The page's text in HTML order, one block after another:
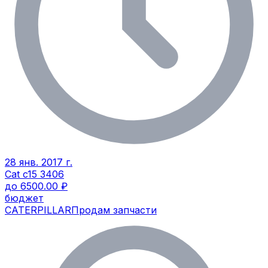
28 янв. 2017 г.
Cat c15 3406
до 6500.00 ₽
бюджет
CATERPILLARПродам запчасти